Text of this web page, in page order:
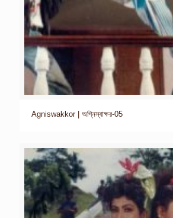
Agniswakkor | অগ্নিস্বাক্ষর-05